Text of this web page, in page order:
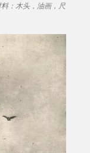
：木头，油画，尺